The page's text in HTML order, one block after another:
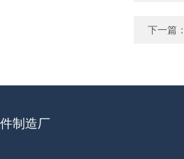
下一篇
制造厂